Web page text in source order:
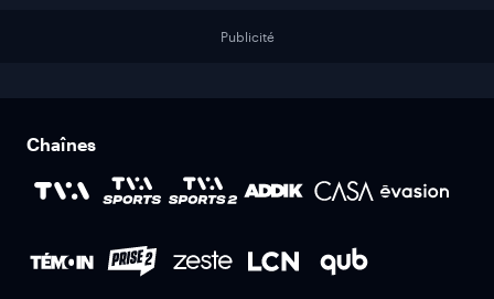
Publicité
Chaînes